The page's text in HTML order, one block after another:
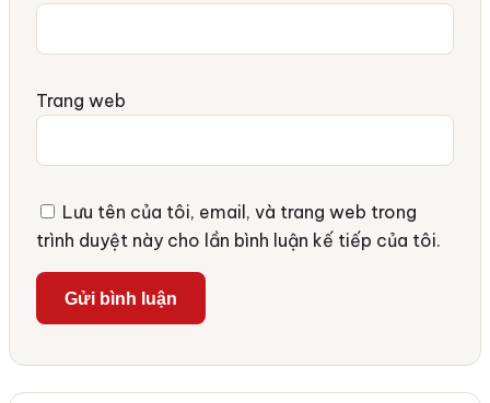
Trang web
Lưu tên của tôi, email, và trang web trong
trình duyệt này cho lần bình luận kế tiếp của tôi.